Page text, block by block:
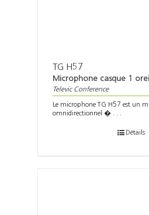
TG H57
Microphone casque 1
Televic Conference
Le microphone TG H57 est un
omnidirectionnel � . . .
Détails